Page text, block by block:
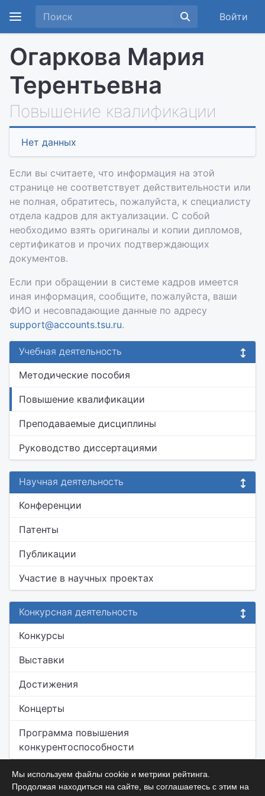
Войти
Огаркова Мария
Терентьевна
Повышение квалификации
Нет данных
Если вы считаете, что информация на этой
странице не соответствует действительности или
не полная, обратитесь, пожалуйста, к специалисту
отдела кадров для актуализации. С собой
необходимо взять оригиналы и копии дипломов,
сертификатов и прочих подтверждающих
документов.
Если при обращении в системе кадров имеется
иная информация, сообщите, пожалуйста, ваши
ФИО и несовпадающие данные по адресу
support@accounts.tsu.ru.
Учебная деятельность
Методические пособия
Повышение квалификации
Преподаваемые дисциплины
Руководство диссертациями
Научная деятельность
Конференции
Патенты
Публикации
Участие в научных проектах
Конкурсная деятельность
Конкурсы
Выставки
Достижения
Концерты
Программа повышения
конкурентоспособности
Мы используем файлы cookie и метрики рейтинга.
Продолжая находиться на сайте, вы соглашаетесь с этим на